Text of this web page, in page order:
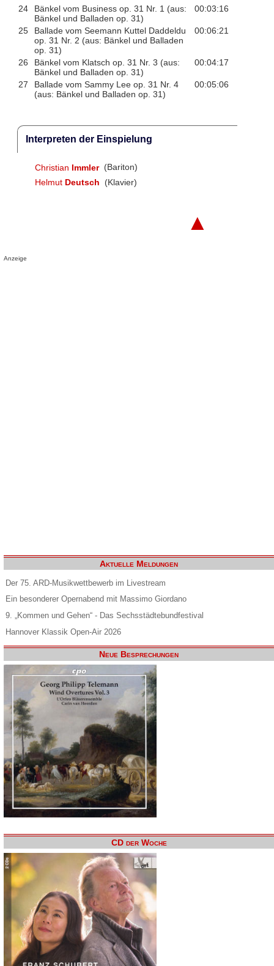
24
Bänkel vom Business op. 31 Nr. 1 (aus:
Bänkel und Balladen op. 31)
00:03:16
25
Ballade vom Seemann Kuttel Daddeldu
op. 31 Nr. 2 (aus: Bänkel und Balladen
op. 31)
00:06:21
26
Bänkel vom Klatsch op. 31 Nr. 3 (aus:
Bänkel und Balladen op. 31)
00:04:17
27
Ballade vom Sammy Lee op. 31 Nr. 4
(aus: Bänkel und Balladen op. 31)
00:05:06
Interpreten der Einspielung
Christian Immler (Bariton)
Helmut Deutsch (Klavier)
▲
Anzeige
Aktuelle Meldungen
Der 75. ARD-Musikwettbewerb im Livestream
Ein besonderer Opernabend mit Massimo Giordano
9. „Kommen und Gehen“ - Das Sechsstädtebundfestival
Hannover Klassik Open-Air 2026
Neue Besprechungen
CD der Woche